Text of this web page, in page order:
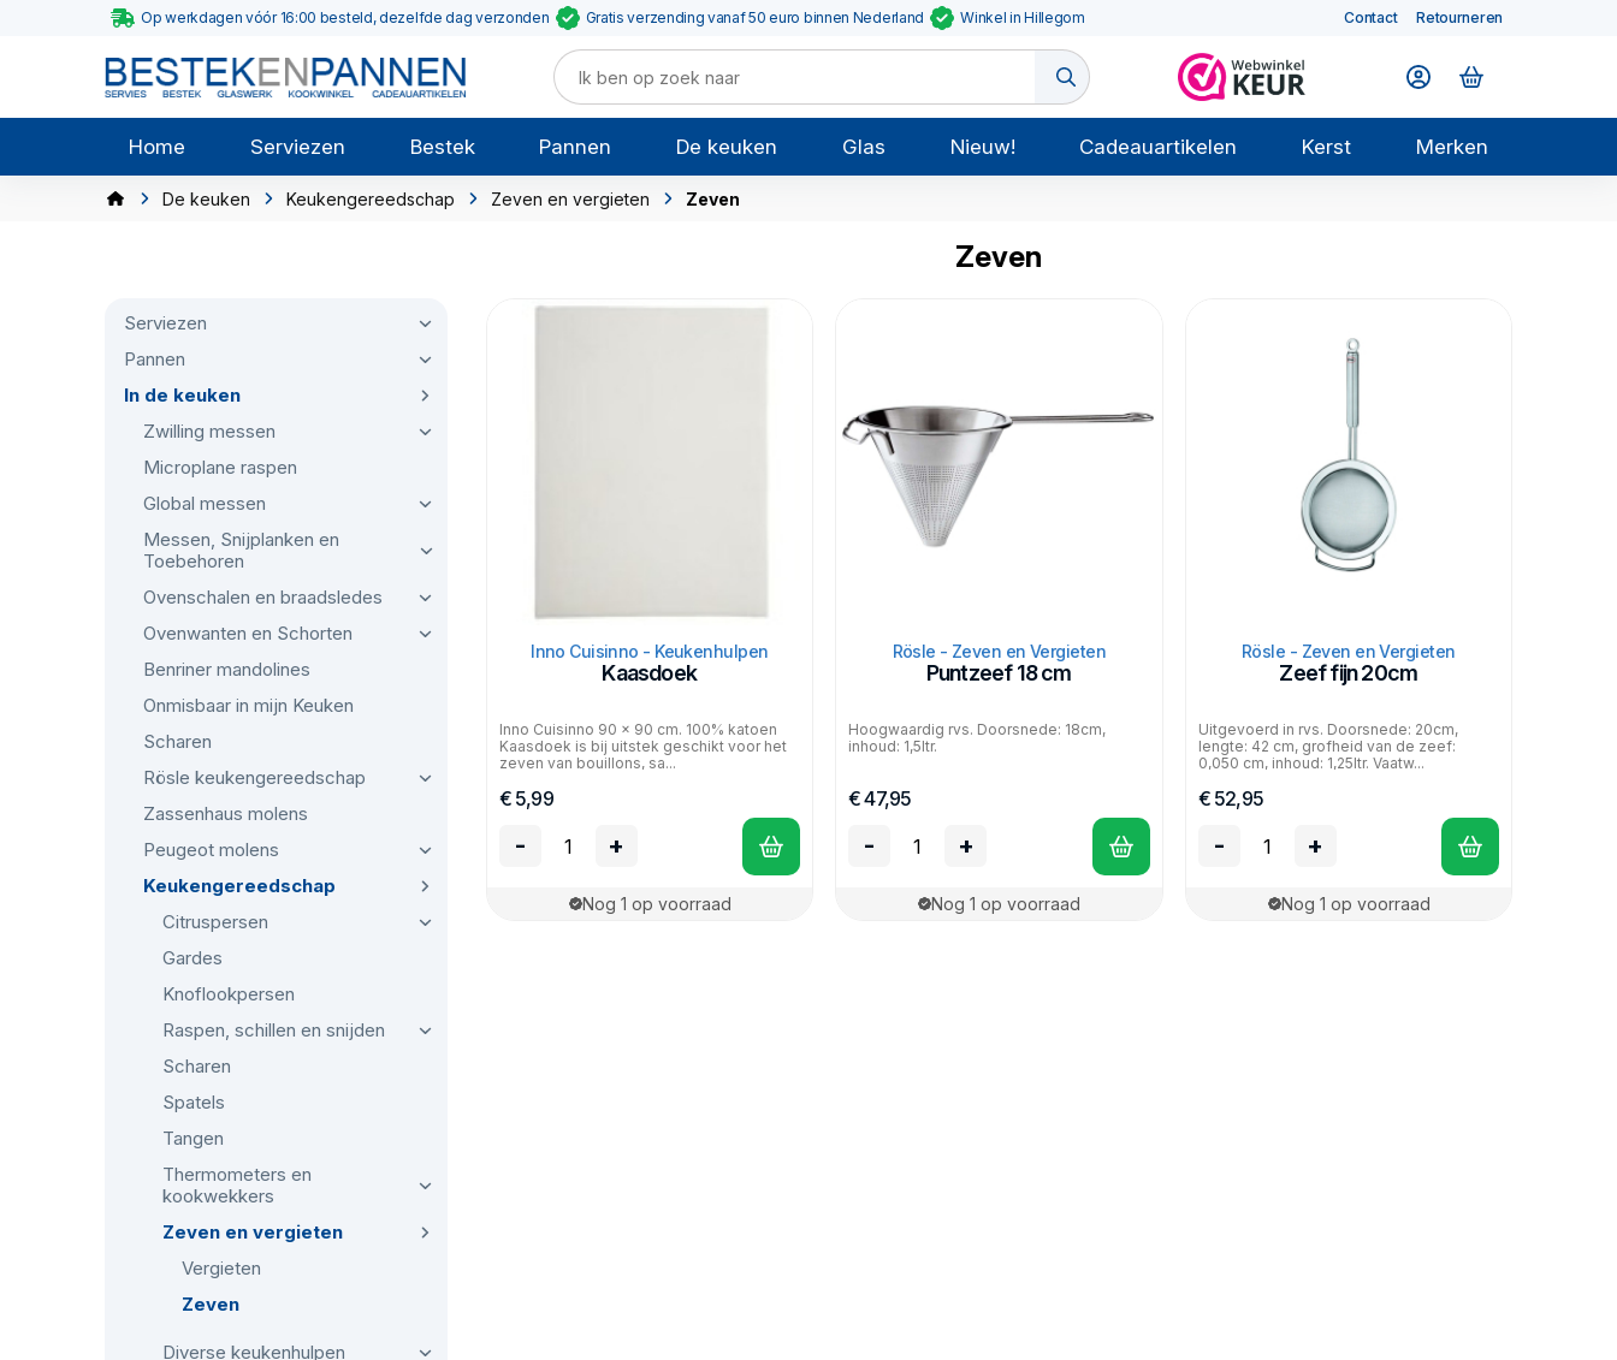
Op werkdagen vóór 16:00 besteld, dezelfde dag verzonden Gratis verzending vanaf 50 euro binnen Nederland Winkel in Hillegom Contact Retourneren
Home Serviezen Bestek Pannen De keuken Glas Nieuw! Cadeauartikelen Kerst Merken
De keuken Keukengereedschap Zeven en vergieten Zeven
Serviezen
Pannen
In de keuken
Zwilling messen
Microplane raspen
Global messen
Messen, Snijplanken en
Toebehoren
Ovenschalen en braadsledes
Ovenwanten en Schorten
Benriner mandolines
Onmisbaar in mijn Keuken
Scharen
Rösle keukengereedschap
Zassenhaus molens
Peugeot molens
Keukengereedschap
Citruspersen
Gardes
Knoflookpersen
Raspen, schillen en snijden
Scharen
Spatels
Tangen
Thermometers en
kookwekkers
Zeven en vergieten
Vergieten
Zeven
Diverse keukenhulpen
Zeven
Inno Cuisinno - Keukenhulpen
Kaasdoek
Inno Cuisinno 90 x 90 cm. 100% katoen
Kaasdoek is bij uitstek geschikt voor het
zeven van bouillons, sa...
€ 5,99
- +
Nog 1 op voorraad
Rösle - Zeven en Vergieten
Puntzeef 18 cm
Hoogwaardig rvs. Doorsnede: 18cm,
inhoud: 1,5ltr.
€ 47,95
- +
Nog 1 op voorraad
Rösle - Zeven en Vergieten
Zeef fijn 20cm
Uitgevoerd in rvs. Doorsnede: 20cm,
lengte: 42 cm, grofheid van de zeef:
0,050 cm, inhoud: 1,25ltr. Vaatw...
€ 52,95
- +
Nog 1 op voorraad